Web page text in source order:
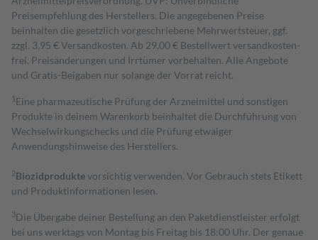
Preisempfehlung des Herstellers. Die angegebenen Preise
beinhalten die gesetzlich vorgeschriebene Mehrwertsteuer, ggf.
zzgl. 3,95 € Versandkosten. Ab 29,00 € Bestell­wert versand­kosten­
frei. Preisänderungen und Irrtümer vorbehalten. Alle Angebote
und Gratis-Beigaben nur solange der Vorrat reicht.
1 Eine pharmazeutische Prüfung der Arzneimittel und sonstigen
Produkte in deinem Warenkorb beinhaltet die Durchführung von
Wechselwirkungschecks und die Prüfung etwaiger
Anwendungshinweise des Herstellers.
2Biozidproduktevorsichtig verwenden. Vor Gebrauch stets Etikett
und Produktinformationen lesen.
3Die Übergabe deiner Bestellung an den Paketdienstleister erfolgt
bei uns werktags von Montag bis Freitag bis 18:00 Uhr. Der genaue